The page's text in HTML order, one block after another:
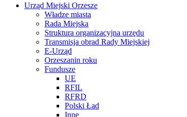
Urząd Miejski Orzesze
Władze miasta
Rada Miejska
Struktura organizacyjna urzędu
Transmisja obrad Rady Miejskiej
E-Urząd
Orzeszanin roku
Fundusze
UE
RFIL
RFRD
Polski Ład
Inne